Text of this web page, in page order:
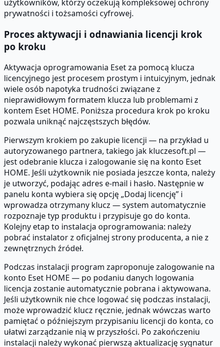
użytkowników, którzy oczekują kompleksowej ochrony
prywatności i tożsamości cyfrowej.
Proces aktywacji i odnawiania licencji krok
po kroku
Aktywacja oprogramowania Eset za pomocą klucza
licencyjnego jest procesem prostym i intuicyjnym, jednak
wiele osób napotyka trudności związane z
nieprawidłowym formatem klucza lub problemami z
kontem Eset HOME. Poniższa procedura krok po kroku
pozwala uniknąć najczęstszych błędów.
Pierwszym krokiem po zakupie licencji — na przykład u
autoryzowanego partnera, takiego jak kluczesoft.pl —
jest odebranie klucza i zalogowanie się na konto Eset
HOME. Jeśli użytkownik nie posiada jeszcze konta, należy
je utworzyć, podając adres e-mail i hasło. Następnie w
panelu konta wybiera się opcję „Dodaj licencję” i
wprowadza otrzymany klucz — system automatycznie
rozpoznaje typ produktu i przypisuje go do konta.
Kolejny etap to instalacja oprogramowania: należy
pobrać instalator z oficjalnej strony producenta, a nie z
zewnętrznych źródeł.
Podczas instalacji program zaproponuje zalogowanie na
konto Eset HOME — po podaniu danych logowania
licencja zostanie automatycznie pobrana i aktywowana.
Jeśli użytkownik nie chce logować się podczas instalacji,
może wprowadzić klucz ręcznie, jednak wówczas warto
pamiętać o późniejszym przypisaniu licencji do konta, co
ułatwi zarządzanie nią w przyszłości. Po zakończeniu
instalacji należy wykonać pierwszą aktualizację sygnatur